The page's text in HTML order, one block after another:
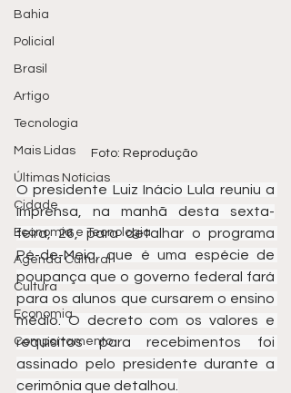
Bahia
Policial
Brasil
Artigo
Tecnologia
Mais Lidas
Últimas Notícias
Cidade
Economia e Tecnologia
Agenda Cultural
Cultura
Economia
Comportamento
Foto: Reprodução
O presidente Luiz Inácio Lula reuniu a
imprensa, na manhã desta sexta-
feira, 26, para detalhar o programa
Pé-de-Meia, que é uma espécie de
poupança que o governo federal fará
para os alunos que cursarem o ensino
médio. O decreto com os valores e
requisitos para recebimentos foi
assinado pelo presidente durante a
cerimônia que detalhou.